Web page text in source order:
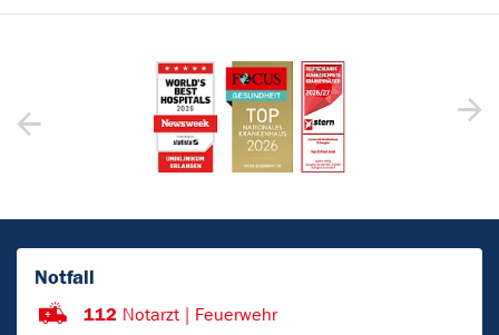
Notfall
112 Notarzt | Feuerwehr